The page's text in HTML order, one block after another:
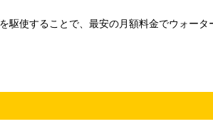
駆使することで、最安の月額料金でウォータ